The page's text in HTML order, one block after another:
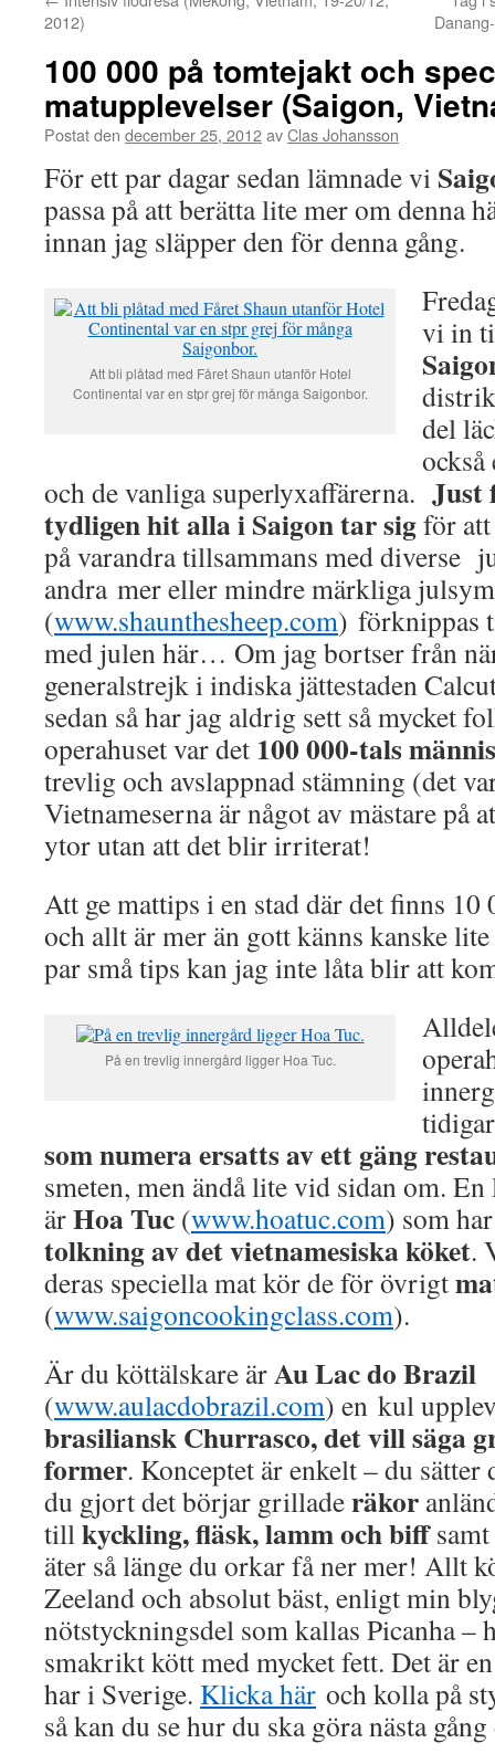
2012)
100 000 på tomtejakt och
matupplevelser (Saigon,
Postat den december 25, 2012avClas Johansson
För ett par dagar sedan lämnade vi
passa på att berätta lite mer om denna
innan jag släpper den för denna gång.
Att bli plåtad med Fåret Shaun utanför Hotel
Continental var en stpr grej för många Saigonbor.
vi in
del
och de vanliga superlyxaffärerna. Just
tydligen hit alla i Saigon tar sigför
på varandra tillsammans med diverse
andra mer eller mindre märkliga
(www.shaunthesheep.com) förknippas
med julen här… Om jag bortser från
generalstrejk i indiska jättestaden
sedan så har jag aldrig sett så mycket
operahuset var det 100 000-tals
trevlig och avslappnad stämning (det
Vietnameserna är något av mästare på
ytor utan att det blir irriterat!
Att ge mattips i en stad där det finns 10
och allt är mer än gott känns kanske
par små tips kan jag inte låta blir att
På en trevlig innergård ligger Hoa Tuc.
som numera ersatts av ett gäng
smeten, men ändå lite vid sidan om. En
ärHoa Tuc (www.hoatuc.com) som
tolkning av det vietnamesiska köket.
deras speciella mat kör de för övrigt
(www.saigoncookingclass.com).
Är du köttälskare ärAu Lac do Brazil
(www.aulacdobrazil.com) en kul
brasiliansk Churrasco, det vill säga
former. Konceptet är enkelt – du
du gjort det börjar grilladeräkor
tillkyckling, fläsk, lamm och biffsamt
äter så länge du orkar få ner mer! Allt
Zeeland och absolut bäst, enligt min
nötstyckningsdel som kallas Picanha –
smakrikt kött med mycket fett. Det är
har i Sverige. Klicka här och kolla på
så kan du se hur du ska göra nästa